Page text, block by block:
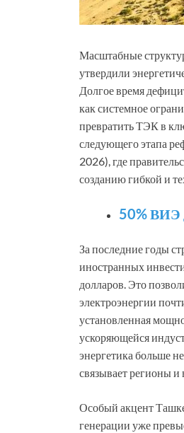
Масштабные
утвердили
Долгое время
как системное
превратить ТЭК в
следующего этапа
2026), где
созданию гибкой и
50% ВИЭ
За последние годы
иностранных
долларов. Это
электроэнергии
установленная
ускоряющейся
энергетика больше
связывает регионы
Особый акцент
генерации уже